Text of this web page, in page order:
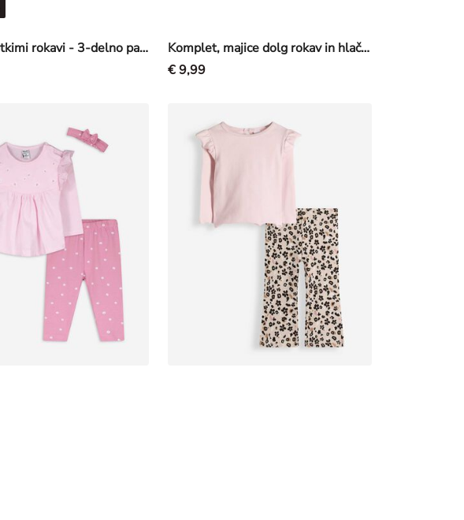
Bodi s kratkimi rokavi - 3-delno pakiranje
Komplet, majice dolg rokav in hlače - Potisk s sporočilom - Off-White bela
€ 9,99